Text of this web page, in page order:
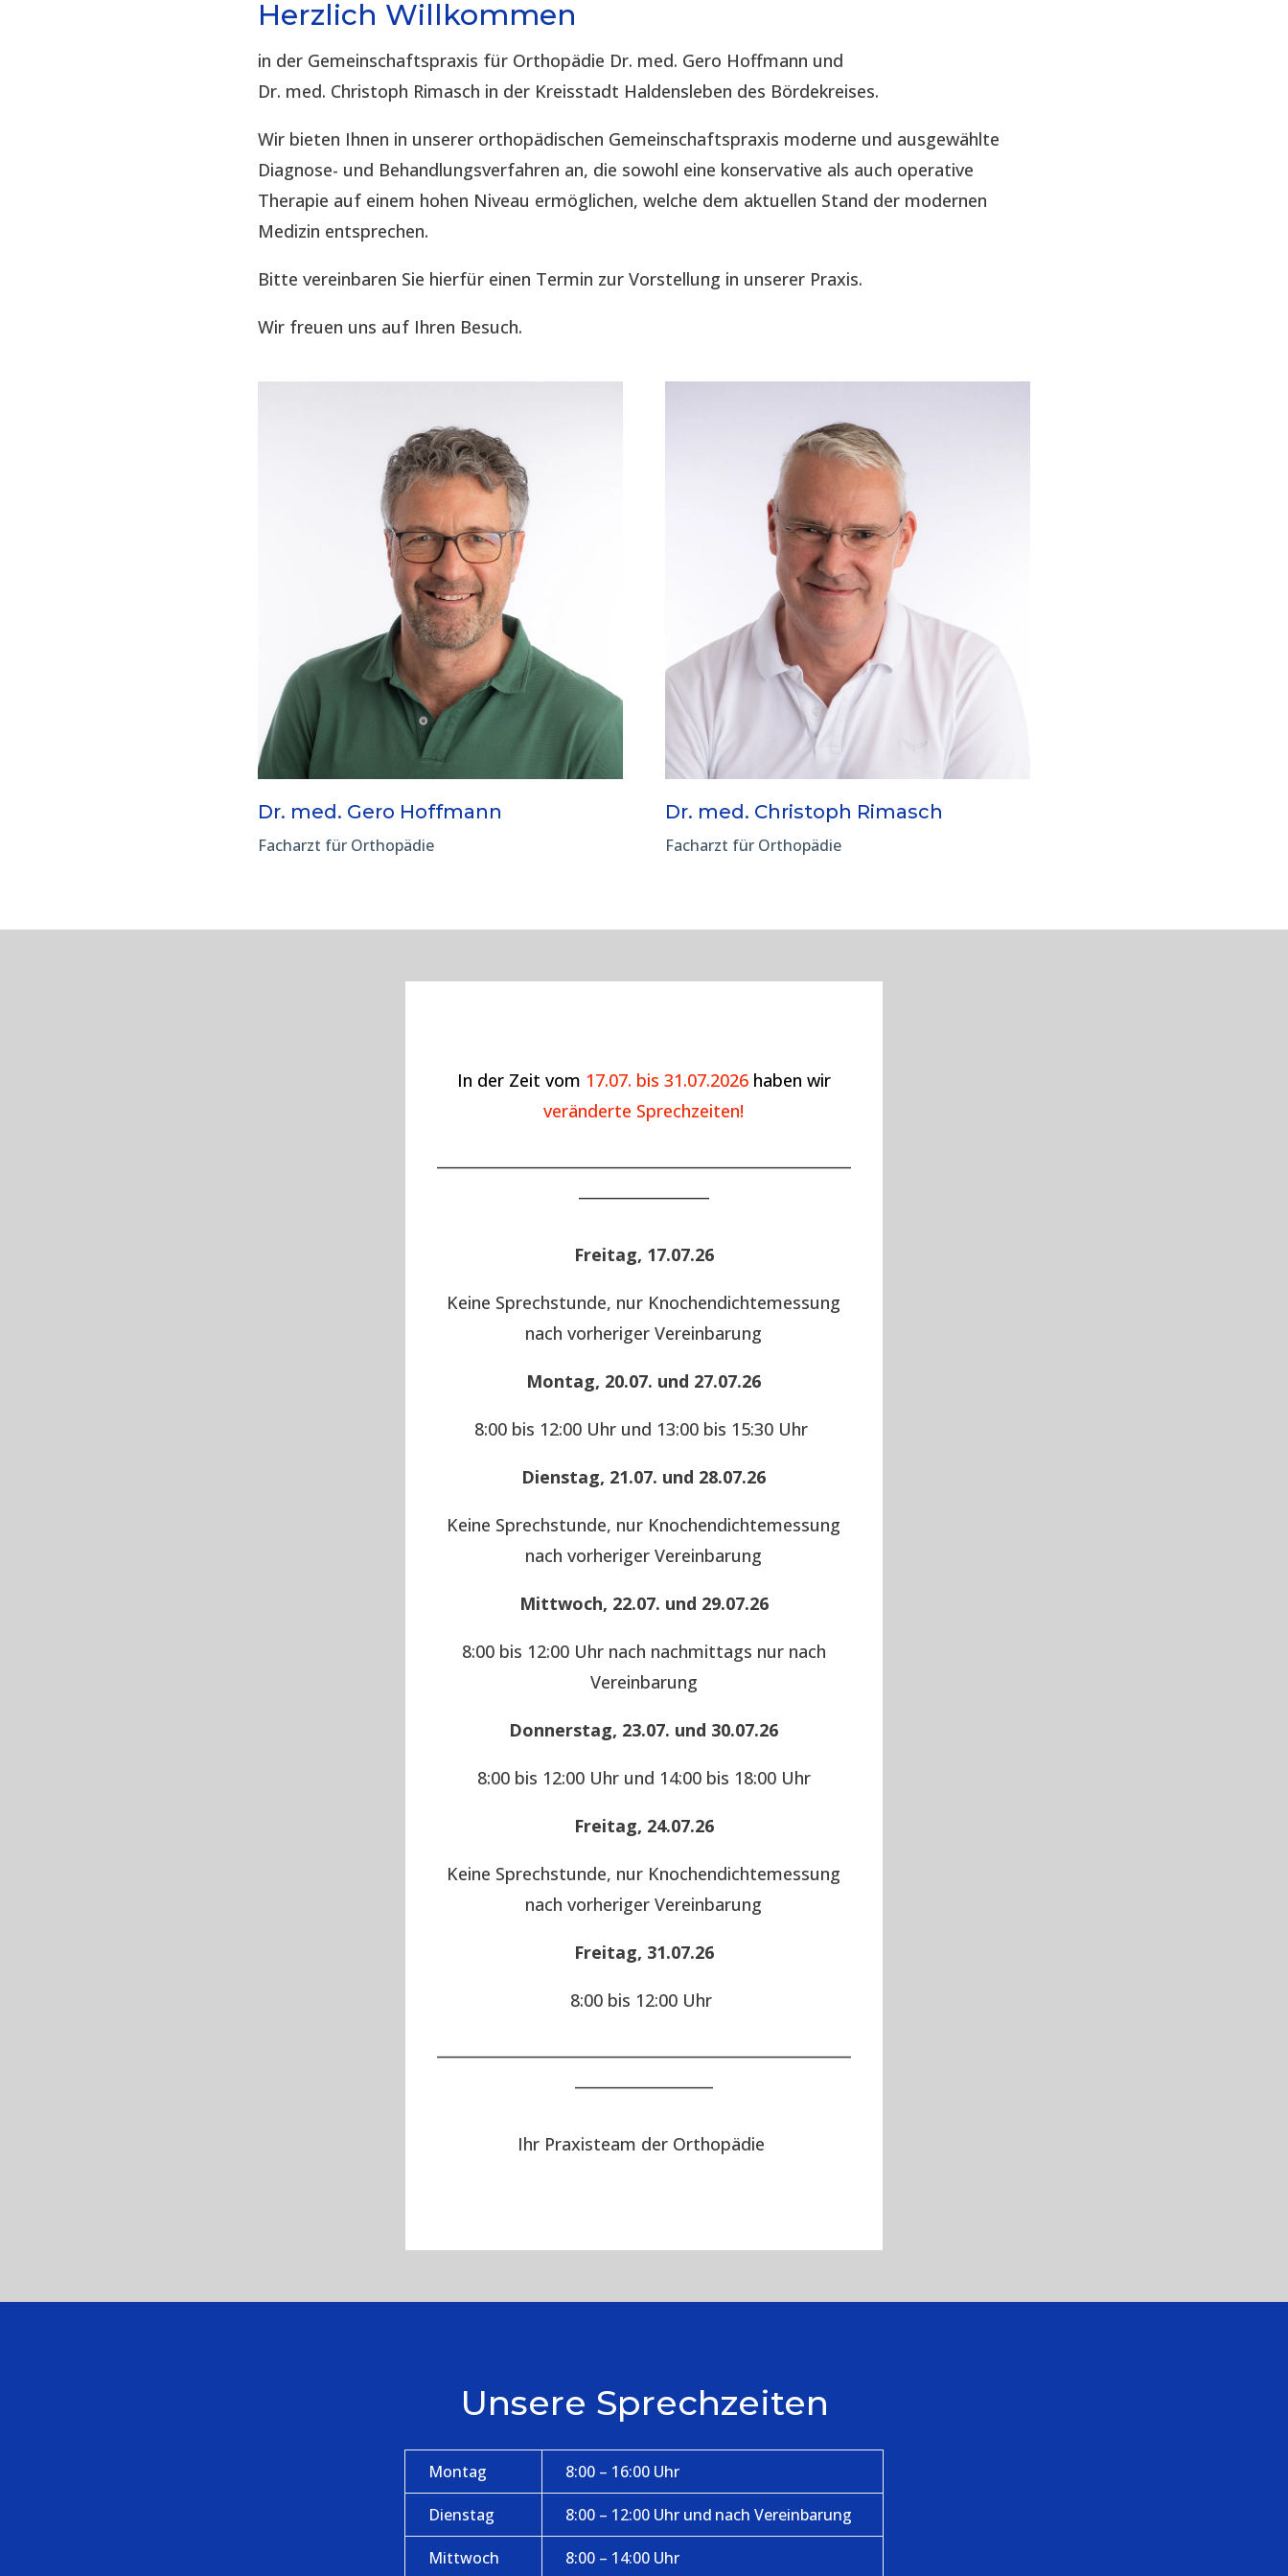
Herzlich Willkommen
in der Gemeinschaftspraxis für Orthopädie Dr. med. Gero Hoffmann und
Dr. med. Christoph Rimasch in der Kreisstadt Haldensleben des Bördekreises.
Wir bieten Ihnen in unserer orthopädischen Gemeinschaftspraxis moderne und ausgewählte
Diagnose- und Behandlungsverfahren an, die sowohl eine konservative als auch operative
Therapie auf einem hohen Niveau ermöglichen, welche dem aktuellen Stand der modernen
Medizin entsprechen.
Bitte vereinbaren Sie hierfür einen Termin zur Vorstellung in unserer Praxis.
Wir freuen uns auf Ihren Besuch.
Dr. med. Gero Hoffmann
Facharzt für Orthopädie
Dr. med. Christoph Rimasch
Facharzt für Orthopädie
In der Zeit vom 17.07. bis 31.07.2026 haben wir
veränderte Sprechzeiten!
Freitag, 17.07.26
Keine Sprechstunde, nur Knochendichtemessung
nach vorheriger Vereinbarung
Montag, 20.07. und 27.07.26
8:00 bis 12:00 Uhr und 13:00 bis 15:30 Uhr
Dienstag, 21.07. und 28.07.26
Keine Sprechstunde, nur Knochendichtemessung
nach vorheriger Vereinbarung
Mittwoch, 22.07. und 29.07.26
8:00 bis 12:00 Uhr nach nachmittags nur nach
Vereinbarung
Donnerstag, 23.07. und 30.07.26
8:00 bis 12:00 Uhr und 14:00 bis 18:00 Uhr
Freitag, 24.07.26
Keine Sprechstunde, nur Knochendichtemessung
nach vorheriger Vereinbarung
Freitag, 31.07.26
8:00 bis 12:00 Uhr
Ihr Praxisteam der Orthopädie
Unsere Sprechzeiten
Montag 8:00 – 16:00 Uhr
Dienstag 8:00 – 12:00 Uhr und nach Vereinbarung
Mittwoch 8:00 – 14:00 Uhr